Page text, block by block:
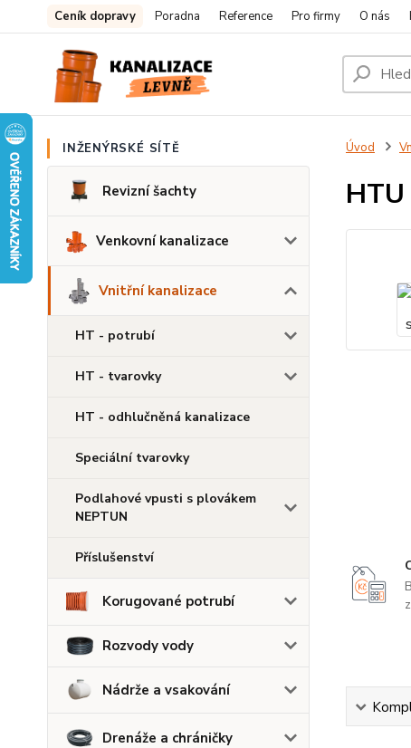
Ceník dopravy Poradna Reference Pro firmy O nás
INŽENÝRSKÉ SÍTĚ
Revizní šachty
Venkovní kanalizace
Vnitřní kanalizace
HT - potrubí
HT - tvarovky
HT - odhlučněná kanalizace
Speciální tvarovky
Podlahové vpusti s plovákem
NEPTUN
Příslušenství
Korugované potrubí
Rozvody vody
Nádrže a vsakování
Drenáže a chráničky
Úvod